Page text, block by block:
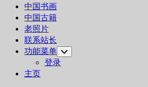
中国书画
中国古籍
老照片
联系站长
功能菜单 Toggle
Child
Menu
登录
主页